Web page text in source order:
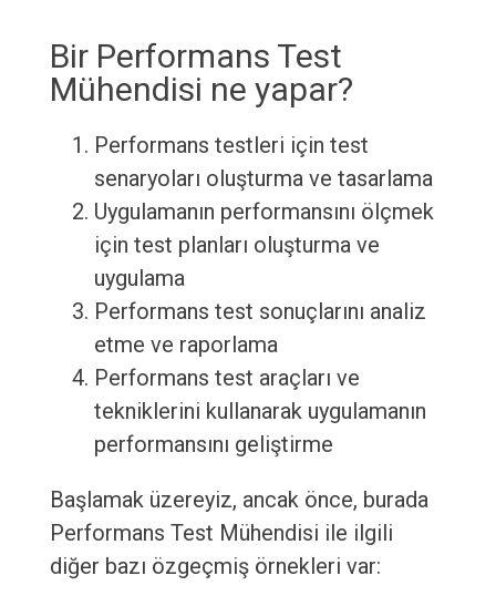
Bir Performans Test
Mühendisi ne yapar?
Performans testleri için test
senaryoları oluşturma ve tasarlama
Uygulamanın performansını ölçmek
için test planları oluşturma ve
uygulama
Performans test sonuçlarını analiz
etme ve raporlama
Performans test araçları ve
tekniklerini kullanarak uygulamanın
performansını geliştirme
Başlamak üzereyiz, ancak önce, burada
Performans Test Mühendisi ile ilgili
diğer bazı özgeçmiş örnekleri var: